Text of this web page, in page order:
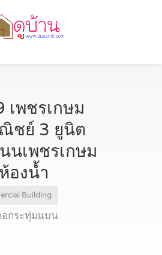
พชรเกษม
ชย์ 3 ยูนิต
นเพชรเกษม
องน้ำ
Building
กระทุ่มแบน